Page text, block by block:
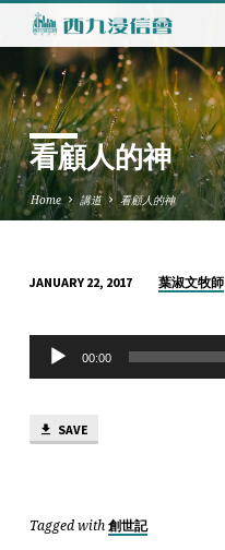
看顧人的神
Home 講道 看顧人的神
顧
人
的
JANUARY 22, 2017 葉淑文牧師
Audio
Player
00:00
SAVE
Tagged with 創世記